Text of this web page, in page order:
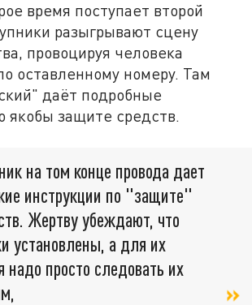
время поступает второй
разыгрывают сцену
провоцируя человека
оставленному номеру. Там
даёт подробные
якобы защите средств.
на том конце провода дает
инструкции по "защите"
Жертву убеждают, что
установлены, а для их
надо просто следовать их